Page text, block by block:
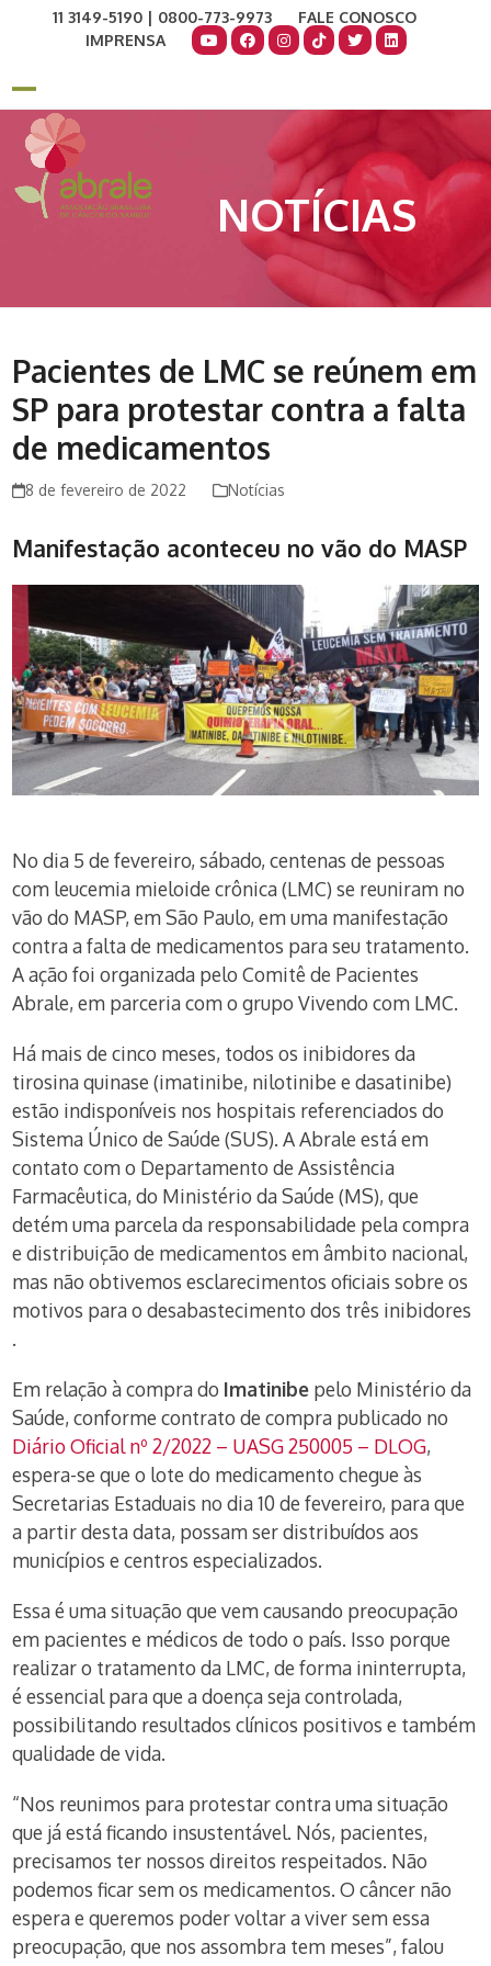
11 3149-5190 | 0800-773-9973
FALE CONOSCO
IMPRENSA
Open
mobile
menu
Close
mobile
menu
NOTÍCIAS
Pacientes de LMC se reúnem em
SP para protestar contra a falta
de medicamentos
8 de fevereiro de 2022 Notícias
Manifestação aconteceu no vão do MASP
No dia 5 de fevereiro, sábado, centenas de pessoas
com leucemia mieloide crônica (LMC) se reuniram no
vão do MASP, em São Paulo, em uma manifestação
contra a falta de medicamentos para seu tratamento.
A ação foi organizada pelo Comitê de Pacientes
Abrale, em parceria com o grupo Vivendo com LMC.
Há mais de cinco meses, todos os inibidores da
tirosina quinase (imatinibe, nilotinibe e dasatinibe)
estão indisponíveis nos hospitais referenciados do
Sistema Único de Saúde (SUS).A Abrale está em
contato com o Departamento de Assistência
Farmacêutica, do Ministério da Saúde (MS), que
detém uma parcela da responsabilidade pela compra
e distribuição de medicamentos em âmbito nacional,
mas não obtivemos esclarecimentos oficiais sobre os
motivos para o desabastecimento dos três inibidores
.
Em relação à compra do Imatinibe pelo Ministério da
Saúde, conforme contrato de compra publicado no
Diário Oficial nº 2/2022 – UASG 250005 – DLOG,
espera-se que o lote do medicamento chegue às
Secretarias Estaduais no dia 10 de fevereiro, para que
a partir desta data, possam ser distribuídos aos
municípios e centros especializados.
Essa é uma situação que vem causando preocupação
em pacientes e médicos de todo o país. Isso porque
realizar o tratamento da LMC, de forma ininterrupta,
é essencial para que a doença seja controlada,
possibilitando resultados clínicos positivos e também
qualidade de vida.
“Nos reunimos para protestar contra uma situação
que já está ficando insustentável. Nós, pacientes,
precisamos ter nossos direitos respeitados. Não
podemos ficar sem os medicamentos. O câncer não
espera e queremos poder voltar a viver sem essa
preocupação, que nos assombra tem meses”, falou